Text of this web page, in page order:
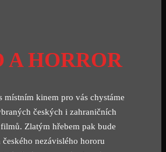
A HORROR
místním kinem pro vás chystáme
českých i zahraničních
Zlatým hřebem pak bude
nezávislého hororu